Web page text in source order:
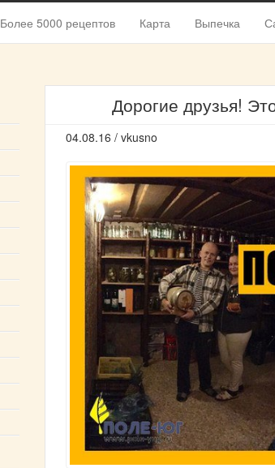
Более 5000 рецептов Карта Выпечка
Дорогие друзья!
04.08.16 / vkusno